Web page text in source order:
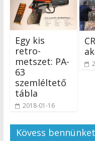
Egy kis
retro-
metszet: PA-
63
szemléltető
tábla
2018-01-16
Kövess